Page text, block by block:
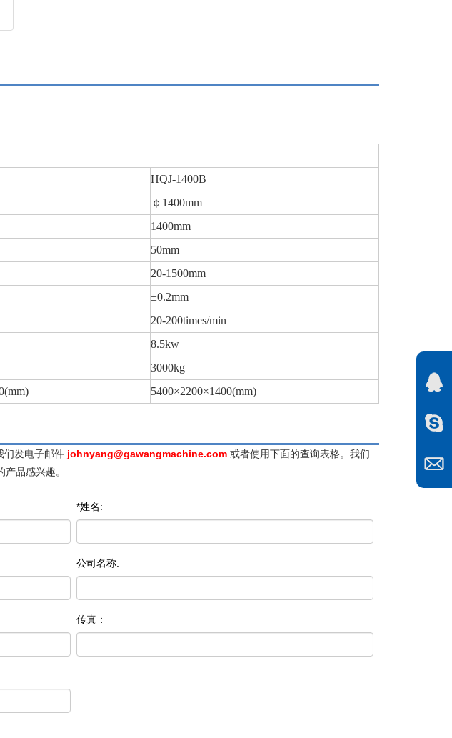
HQJ-1400B
￠1400mm
1400mm
50mm
20-1500mm
±0.2mm
20-200times/min
8.5kw
3000kg
5400×2200×1400(mm)
们发电子邮件 johnyang@gawangmachine.com或者使用下面的查询表格。我们
品感兴趣。
*姓名:
公司名称:
传真：